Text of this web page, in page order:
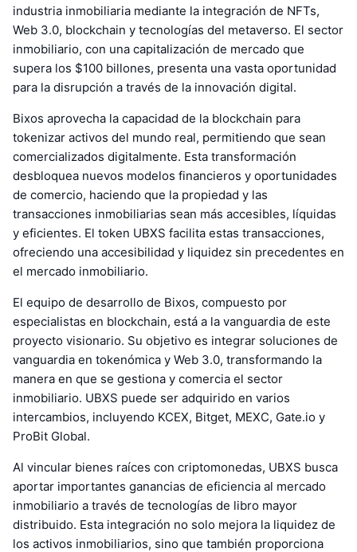
industria inmobiliaria mediante la integración de NFTs,
Web 3.0, blockchain y tecnologías del metaverso. El sector
inmobiliario, con una capitalización de mercado que
supera los $100 billones, presenta una vasta oportunidad
para la disrupción a través de la innovación digital.
Bixos aprovecha la capacidad de la blockchain para
tokenizar activos del mundo real, permitiendo que sean
comercializados digitalmente. Esta transformación
desbloquea nuevos modelos financieros y oportunidades
de comercio, haciendo que la propiedad y las
transacciones inmobiliarias sean más accesibles, líquidas
y eficientes. El token UBXS facilita estas transacciones,
ofreciendo una accesibilidad y liquidez sin precedentes en
el mercado inmobiliario.
El equipo de desarrollo de Bixos, compuesto por
especialistas en blockchain, está a la vanguardia de este
proyecto visionario. Su objetivo es integrar soluciones de
vanguardia en tokenómica y Web 3.0, transformando la
manera en que se gestiona y comercia el sector
inmobiliario. UBXS puede ser adquirido en varios
intercambios, incluyendo KCEX, Bitget, MEXC, Gate.io y
ProBit Global.
Al vincular bienes raíces con criptomonedas, UBXS busca
aportar importantes ganancias de eficiencia al mercado
inmobiliario a través de tecnologías de libro mayor
distribuido. Esta integración no solo mejora la liquidez de
los activos inmobiliarios, sino que también proporciona